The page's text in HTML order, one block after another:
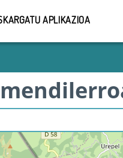
APLIKAZIOA